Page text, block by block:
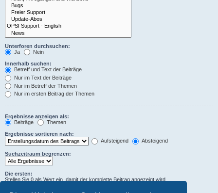
Unterforen durchsuchen:
Ja
Nein
Innerhalb suchen:
Betreff und Text der Beiträge
Nur im Text der Beiträge
Nur im Betreff der Themen
Nur im ersten Beitrag der Themen
Ergebnisse anzeigen als:
Beiträge
Themen
Ergebnisse sortieren nach:
Aufsteigend
Absteigend
Suchzeitraum begrenzen:
Die ersten:
Stellen Sie 0 als Wert ein, damit der komplette Beitrag angezeigt wird.